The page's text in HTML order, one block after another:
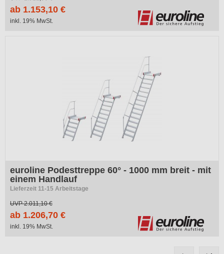
ab 1.153,10 €
inkl. 19% MwSt.
euroline Podesttreppe 60° - 1000 mm breit - mit
einem Handlauf
Lieferzeit 11-15 Arbeitstage
UVP2.011,10 €
ab 1.206,70 €
inkl. 19% MwSt.